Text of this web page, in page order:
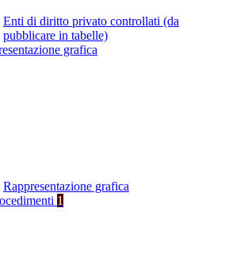
Enti di diritto privato controllati (da
pubblicare in tabelle)
grafica
Rappresentazione grafica
1